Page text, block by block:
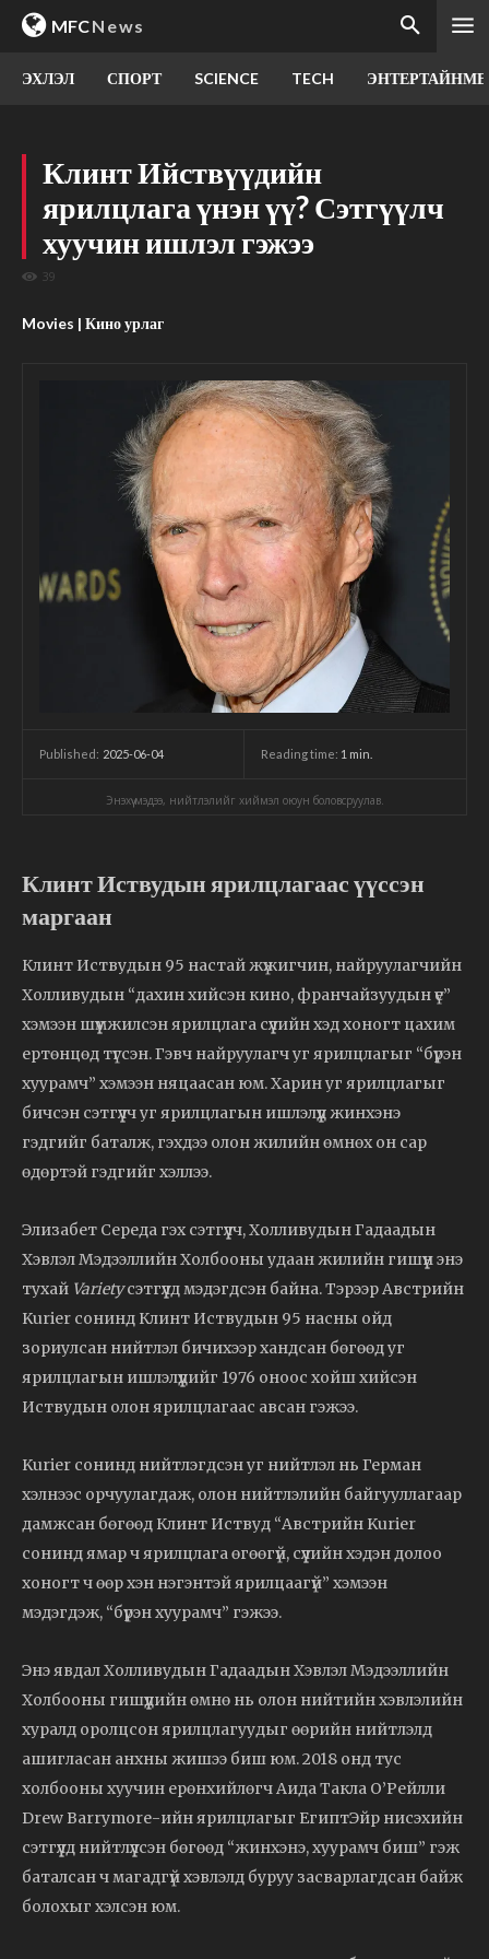
MFCNews
ЭХЛЭЛ СПОРТ SCIENCE TECH
Клинт Ийствүүдийн
ярилцлага үнэн үү? Сэтгүүлч
хуучин ишлэл гэжээ
39
Movies | Кино урлаг
Published: 2025-06-04 Reading time: 1 min.
Энэхүү мэдээ, нийтлэлийг хиймэл оюун боловсруулав.
Клинт Иствудын ярилцлагаас үүссэн
маргаан
Клинт Иствудын 95 настай жүжигчин, найруулагчийн
Холливудын “дахин хийсэн кино, франчайзуудын үе”
хэмээн шүүмжилсэн ярилцлага сүүлийн хэд хоногт цахим
ертөнцөд түгсэн. Гэвч найруулагч уг ярилцлагыг “бүрэн
хуурамч” хэмээн няцаасан юм. Харин уг ярилцлагыг
бичсэн сэтгүүлч уг ярилцлагын ишлэлүүд жинхэнэ
гэдгийг баталж, гэхдээ олон жилийн өмнөх он сар
өдөртэй гэдгийг хэллээ.
Элизабет Середа гэх сэтгүүлч, Холливудын Гадаадын
Хэвлэл Мэдээллийн Холбооны удаан жилийн гишүүн энэ
тухай Varietyсэтгүүлд мэдэгдсэн байна. Тэрээр Австрийн
Kurier сонинд Клинт Иствудын 95 насны ойд
зориулсан нийтлэл бичихээр хандсан бөгөөд уг
ярилцлагын ишлэлүүдийг 1976 оноос хойш хийсэн
Иствудын олон ярилцлагаас авсан гэжээ.
Kurier сонинд нийтлэгдсэн уг нийтлэл нь Герман
хэлнээс орчуулагдаж, олон нийтлэлийн байгууллагаар
дамжсан бөгөөд Клинт Иствуд “Австрийн Kurier
сонинд ямар ч ярилцлага өгөөгүй, сүүлийн хэдэн долоо
хоногт ч өөр хэн нэгэнтэй ярилцаагүй” хэмээн
мэдэгдэж, “бүрэн хуурамч” гэжээ.
Энэ явдал Холливудын Гадаадын Хэвлэл Мэдээллийн
Холбооны гишүүдийн өмнө нь олон нийтийн хэвлэлийн
хуралд оролцсон ярилцлагуудыг өөрийн нийтлэлд
ашигласан анхны жишээ биш юм. 2018 онд тус
холбооны хуучин ерөнхийлөгч Аида Такла О’Рейлли
Drew Barrymore-ийн ярилцлагыг ЕгиптЭйр нисэхийн
сэтгүүлд нийтлүүлсэн бөгөөд “жинхэнэ, хуурамч биш” гэж
баталсан ч магадгүй хэвлэлд буруу засварлагдсан байж
болохыг хэлсэн юм.